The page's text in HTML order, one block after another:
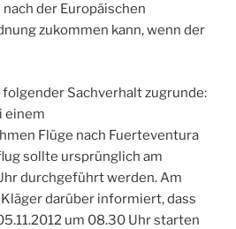
der Europäischen
zukommen kann, wenn der
Sachverhalt zugrunde:
einem
Flüge nach Fuerteventura
sollte ursprünglich am
durchgeführt werden. Am
darüber informiert, dass
um 08.30 Uhr starten